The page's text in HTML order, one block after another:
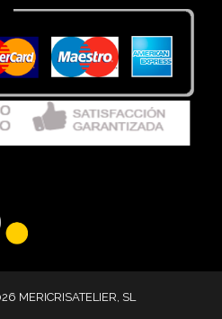
MERICRISATELIER, SL